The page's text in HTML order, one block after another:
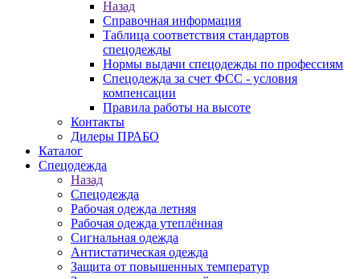
Назад
Справочная информация
Таблица соответствия стандартов
спецодежды
Нормы выдачи спецодежды по профессиям
Спецодежда за счет ФСС - условия
компенсации
Правила работы на высоте
Контакты
Дилеры ПРАБО
Каталог
Спецодежда
Назад
Спецодежда
Рабочая одежда летняя
Рабочая одежда утеплённая
Сигнальная одежда
Антистатическая одежда
Защита от повышенных температур